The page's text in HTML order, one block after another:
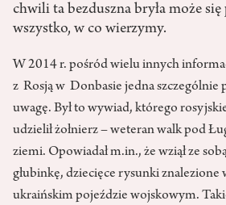
chwili ta bezduszna bryła może
wszystko, w co wierzymy.
W 2014 r. pośród wielu innych
z Rosją w Donbasie jedna szczególnie
uwagę. Był to wywiad, którego
udzielił żołnierz – weteran walk pod
ziemi. Opowiadał m.in., że wziął ze
głubinkę, dziecięce rysunki
ukraińskim pojeździe wojskowym.